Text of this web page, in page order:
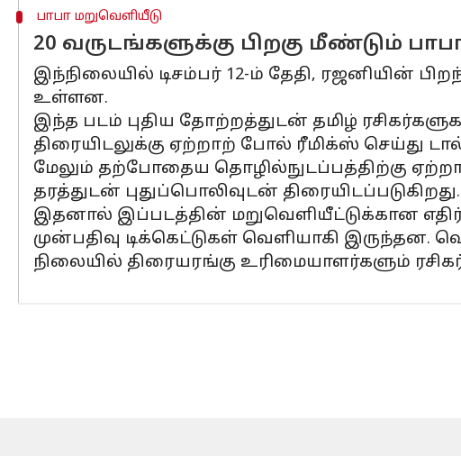
பாபா மறுவெளியீடு
20 வருடங்களுக்கு பிறகு மீண்டும்
இந்நிலையில் டிசம்பர் 12-ம் தேதி, ரஜனியின்
உள்ளன.
இந்த படம் புதிய தோற்றத்துடன் தமிழ்
திரையிடலுக்கு ஏற்றாற் போல் ரீமிக்ஸ் செய்து
மேலும் தற்போதைய தொழில்நுடப்பத்திற்கு
தரத்துடன் புதுப்பொலிவுடன் திரையிடப்படுகிறது.
இதனால் இப்படத்தின் மறுவெளியீட்டுக்கான
முன்பதிவு டிக்கெட்டுகள் வெளியாகி இருந்தன.
நிலையில் திரையரங்கு உரிமையாளர்களும்